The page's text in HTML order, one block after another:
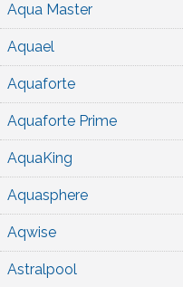
Aqua Master
Aquael
Aquaforte
Aquaforte Prime
AquaKing
Aquasphere
Aqwise
Astralpool